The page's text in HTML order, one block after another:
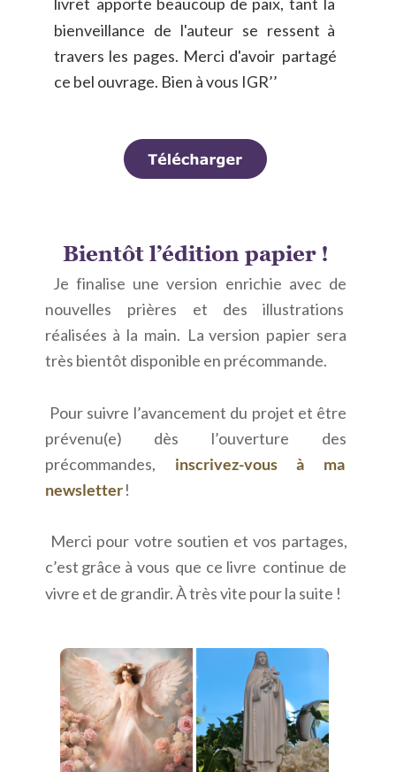
bienveillance de l'auteur se ressent à
travers les pages. Merci d'avoir partagé
ce bel ouvrage. Bien à vous IGR’’
Bientôt l’édition papier !
Je finalise une version enrichie avec de
nouvelles
prières et des
illustrations
réalisées à la main. La version papier sera
très bientôt disponible en précommande.
Pour suivre l’avancement du projet et être
prévenu(e)
dès l’ouverture
des
précommandes,
inscrivez-vous à
ma
newsletter !
Merci pour votre soutien et vos partages,
c’est grâce à vous que ce livre continue de
vivre et de grandir. À très vite pour la suite !